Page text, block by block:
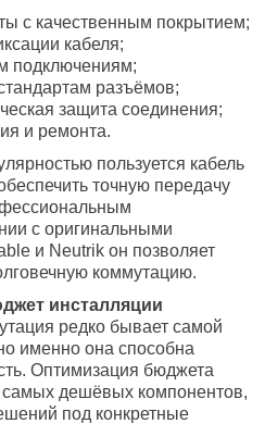
с качественным покрытием;
кабеля;
подключениям;
разъёмов;
защита соединения;
и ремонта.
пользуется кабель
точную передачу
с оригинальными
и Neutrik он позволяет
коммутацию.
инсталляции
редко бывает самой
именно она способна
Оптимизация бюджета
дешёвых компонентов,
под конкретные